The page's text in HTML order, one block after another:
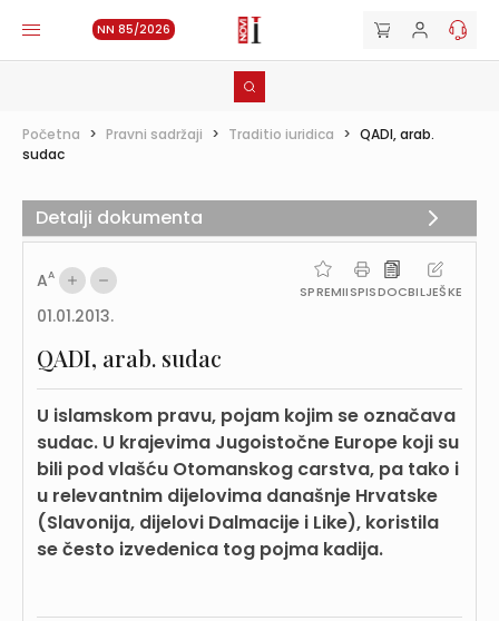
NN 85/2026
Početna > Pravni sadržaji > Traditio iuridica > QADI, arab.
sudac
AA
SPREMIISPISDOCBILJEŠKE
01.01.2013.
QADI, arab. sudac
U islamskom pravu, pojam kojim se označava
sudac. U krajevima Jugoistočne Europe koji su
bili pod vlašću Otomanskog carstva, pa tako i
u relevantnim dijelovima današnje Hrvatske
(Slavonija, dijelovi Dalmacije i Like), koristila
se često izvedenica tog pojma kadija.
Detalji dokumenta